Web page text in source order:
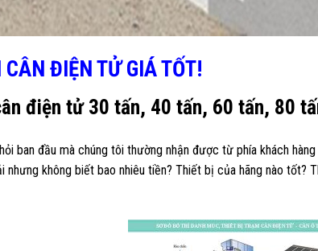
ĐIỆN TỬ GIÁ TỐT!
điện tử 30 tấn, 40 tấn, 60 tấn, 80
ban đầu mà chúng tôi thường nhận được từ phía khách
nhưng không biết bao nhiêu tiền? Thiết bị của hãng nào tốt?